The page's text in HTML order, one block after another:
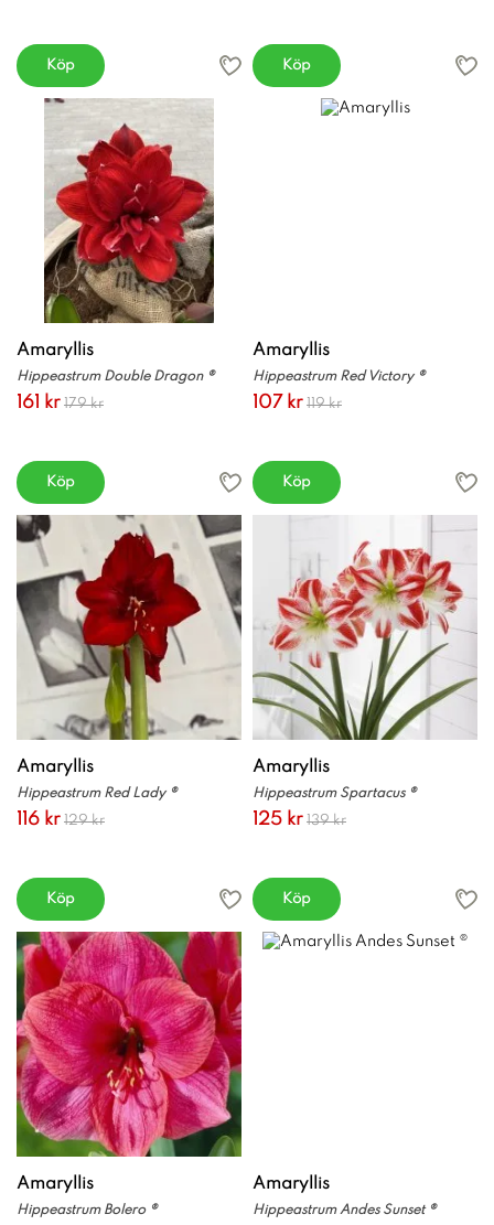
Köp Köp
Amaryllis
Hippeastrum Double Dragon ®
161 kr 179 kr
Köp
Amaryllis
Hippeastrum Red Victory ®
107 kr 119 kr
Köp
Amaryllis
Hippeastrum Red Lady ®
116 kr 129 kr
Köp
Amaryllis
Hippeastrum Spartacus ®
125 kr 139 kr
Köp
Amaryllis
Hippeastrum Bolero ®
Amaryllis
Hippeastrum Andes Sunset ®